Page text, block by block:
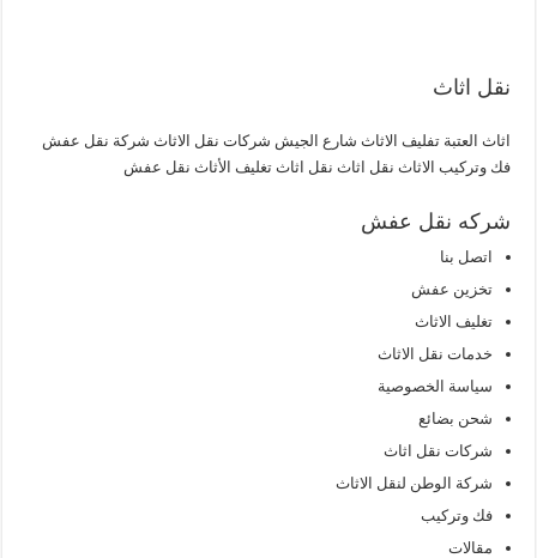
نقل اثاث
اثاث العتبة تفليف الاثاث شارع الجيش شركات نقل الاثاث شركة نقل عفش
فك وتركيب الاثاث نقل اثاث نقل اثاث تغليف الأثاث نقل عفش
شركه نقل عفش
اتصل بنا
تخزين عفش
تغليف الاثاث
خدمات نقل الاثاث
سياسة الخصوصية
شحن بضائع
شركات نقل اثاث
شركة الوطن لنقل الاثاث
فك وتركيب
مقالات